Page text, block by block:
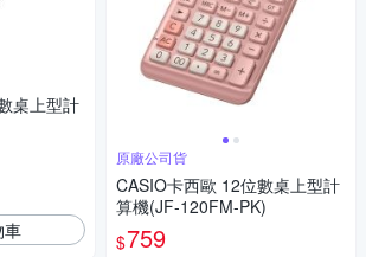
桌上型計
車
原廠公司貨
CASIO卡西歐 12位數桌上型計
算機(JF-120FM-PK)
$759